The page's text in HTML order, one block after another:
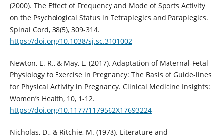
(2000). The Effect of Frequency and Mode of Sports Activity
on the Psychological Status in Tetraplegics and Paraplegics.
Spinal Cord, 38(5), 309-314.
https://doi.org/10.1038/sj.sc.3101002
Newton, E. R., & May, L. (2017). Adaptation of Maternal-Fetal
Physiology to Exercise in Pregnancy: The Basis of Guide-lines
for Physical Activity in Pregnancy. Clinical Medicine Insights:
Women’s Health, 10, 1-12.
https://doi.org/10.1177/1179562X17693224
Nicholas, D., & Ritchie, M. (1978). Literature and